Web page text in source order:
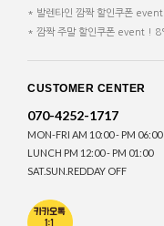
* 발렌타인 깜짝 할인쿠폰
* 깜짝 주말 할인쿠폰 event !
CUSTOMER CENTER
070-4252-1717
MON-FRI AM 10:00 - PM 06:00
LUNCH PM 12:00 - PM 01:00
SAT.SUN.REDDAY OFF